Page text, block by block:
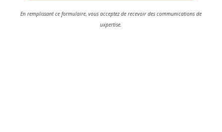
En remplissant ce formulaire, vous acceptez de recevoir des communications de
uxpertise.